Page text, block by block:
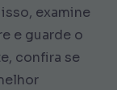
examine
e guarde o
confira se